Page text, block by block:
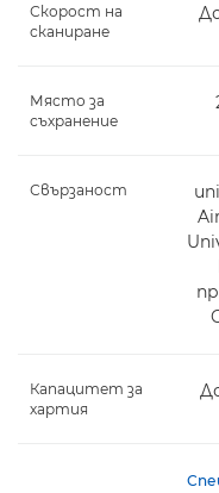
Скорост на
сканиране
Място за
съхранение
Свързаност
Капацитет за
хартия